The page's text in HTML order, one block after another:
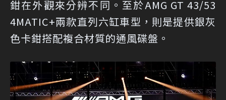
鉗在外觀來分辨不同。至於AMG GT 43/53
4MATIC+兩款直列六缸車型，則是提供銀灰
色卡鉗搭配複合材質的通風碟盤。